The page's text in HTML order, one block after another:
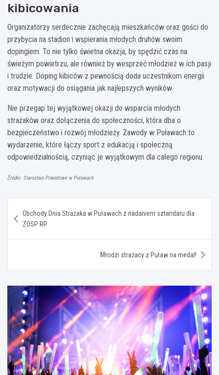
kibicowania
Organizatorzy serdecznie zachęcają mieszkańców oraz gości do
przybycia na stadion i wspierania młodych druhów swoim
dopingiem. To nie tylko świetna okazja, by spędzić czas na
świeżym powietrzu, ale również by wesprzeć młodzież w ich pasji
i trudzie. Doping kibiców z pewnością doda uczestnikom energii
oraz motywacji do osiągania jak najlepszych wyników.
Nie przegap tej wyjątkowej okazji do wsparcia młodych
strażaków oraz dołączenia do społeczności, która dba o
bezpieczeństwo i rozwój młodzieży. Zawody w Puławach to
wydarzenie, które łączy sport z edukacją i społeczną
odpowiedzialnością, czyniąc je wyjątkowym dla całego regionu.
Źródło: Starostwo Powiatowe w Puławach
wpisu
Obchody Dnia Strażaka w Puławach z nadaniem sztandaru dla
ZOSP RP
Młodzi strażacy z Puław na medal!